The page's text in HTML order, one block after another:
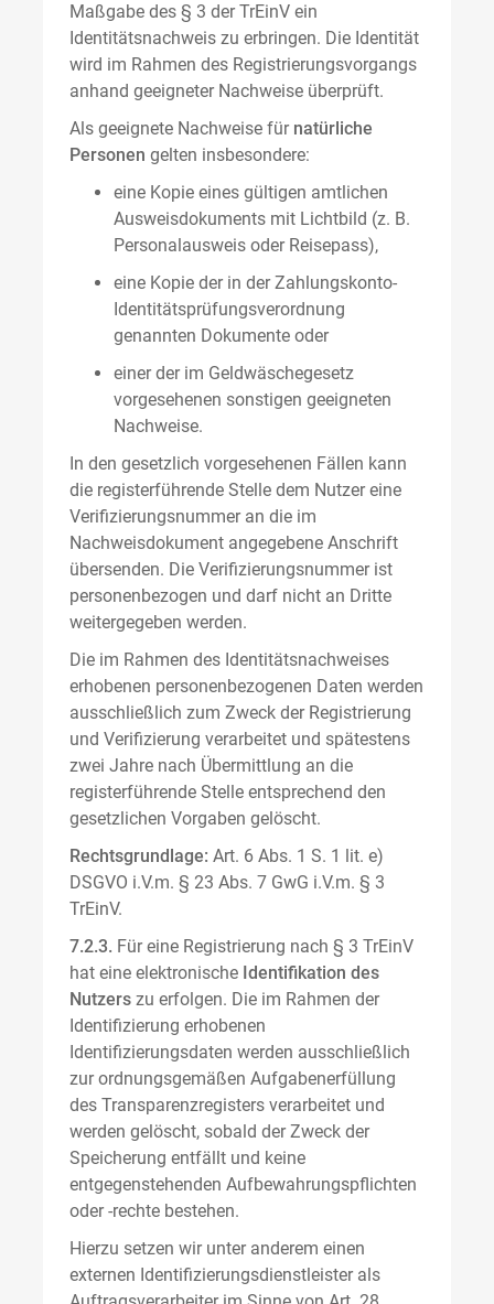
Maßgabe des § 3 der TrEinV ein
Identitätsnachweis zu erbringen. Die Identität
wird im Rahmen des Registrierungsvorgangs
anhand geeigneter Nachweise überprüft.
Als geeignete Nachweise für natürliche
Personen gelten insbesondere:
eine Kopie eines gültigen amtlichen
Ausweisdokuments mit Lichtbild (z. B.
Personalausweis oder Reisepass),
eine Kopie der in der Zahlungskonto-
Identitätsprüfungsverordnung
genannten Dokumente oder
einer der im Geldwäschegesetz
vorgesehenen sonstigen geeigneten
Nachweise.
In den gesetzlich vorgesehenen Fällen kann
die registerführende Stelle dem Nutzer eine
Verifizierungsnummer an die im
Nachweisdokument angegebene Anschrift
übersenden. Die Verifizierungsnummer ist
personenbezogen und darf nicht an Dritte
weitergegeben werden.
Die im Rahmen des Identitätsnachweises
erhobenen personenbezogenen Daten werden
ausschließlich zum Zweck der Registrierung
und Verifizierung verarbeitet und spätestens
zwei Jahre nach Übermittlung an die
registerführende Stelle entsprechend den
gesetzlichen Vorgaben gelöscht.
Rechtsgrundlage: Art. 6 Abs. 1 S. 1 lit. e)
DSGVO i.V.m. § 23 Abs. 7 GwG i.V.m. § 3
TrEinV.
7.2.3. Für eine Registrierung nach § 3 TrEinV
hat eine elektronische Identifikation des
Nutzers zu erfolgen. Die im Rahmen der
Identifizierung erhobenen
Identifizierungsdaten werden ausschließlich
zur ordnungsgemäßen Aufgabenerfüllung
des Transparenzregisters verarbeitet und
werden gelöscht, sobald der Zweck der
Speicherung entfällt und keine
entgegenstehenden Aufbewahrungspflichten
oder -rechte bestehen.
Hierzu setzen wir unter anderem einen
externen Identifizierungsdienstleister als